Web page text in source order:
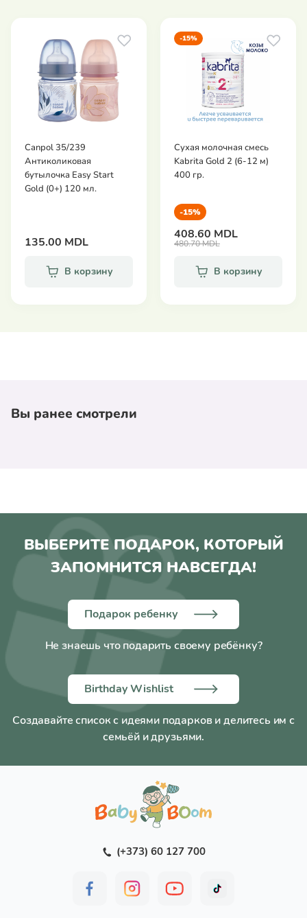
Технические характеристики:
Размеры: 23,5 x 14 x 20,5 см.
Вес: 0,182 кг.
Объём: 5 л.
Материал: полиэстер.
Canpol 35/239
Антиколиковая
бутылочка Easy Start
Gold (0+) 120 мл.
135.00 MDL
В корзину
-15%
Сухая молочная смесь
Kabrita Gold 2 (6-12 м)
400 гр.
-15%
408.60 MDL
480.70 MDL
В корзину
Вы ранее смотрели
ВЫБЕРИТЕ ПОДАРОК, КОТОРЫЙ
ЗАПОМНИТСЯ НАВСЕГДА!
Подарок ребенку
Не знаешь что подарить своему ребёнку?
Birthday Wishlist
Создавайте список с идеями подарков и делитесь им с
семьёй и друзьями.
(+373) 60 127 700